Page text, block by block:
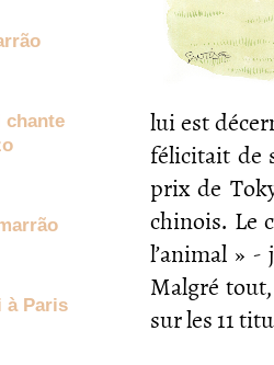
lui est
félicitait de
prix de
chinois. Le
l’animal »
Malgré
sur les 11
chante
à Paris